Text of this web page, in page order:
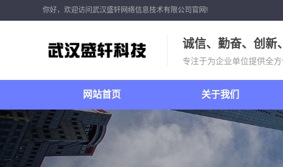
你好，欢迎访问武汉盛轩网络信息技术有限公司官网!
诚信、勤奋、创新
专注于为企业单位提供全
网站首页 关于我们